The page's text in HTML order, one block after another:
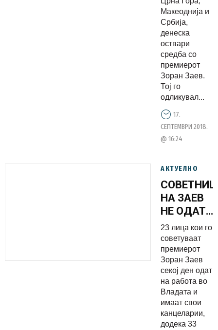
Макеоднија и
Србија,
денеска
оствари
средба со
премиерот
Зоран Заев.
Тој го
одликувал...
17.
СЕПТЕМВРИ 2018.
@ 16:24
АКТУЕЛНО
НА ЗАЕВ
НЕ ОДАТ
НА
РАБОТА:А
плата си
земаат
23 лица кои го
советуваат
премиерот
Зоран Заев
секој ден одат
на работа во
Владата и
имаат свои
канцеларии,
додека 33